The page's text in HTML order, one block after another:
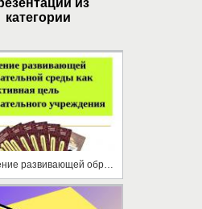
из
категории
Построение развивающей образовательной среды как перспективная цель образовательного учреждения